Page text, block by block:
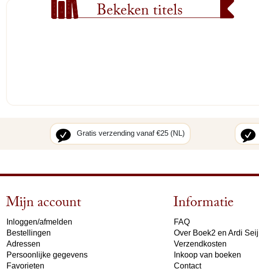
Bekeken titels
Gratis verzending vanaf €25 (NL)
Mijn account
Inloggen/afmelden
Bestellingen
Adressen
Persoonlijke gegevens
Favorieten
Informatie
FAQ
Over Boek2 en Ardi Seij
Verzendkosten
Inkoop van boeken
Contact